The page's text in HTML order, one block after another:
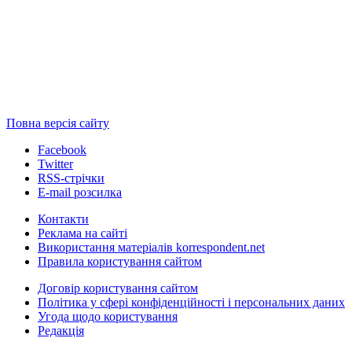
Повна версія сайту
Facebook
Twitter
RSS-стрічки
E-mail розсилка
Контакти
Реклама на сайті
Використання матеріалів korrespondent.net
Правила користування сайтом
Договір користування сайтом
Політика у сфері конфіденційності і персональних даних
Угода щодо користування
Редакція